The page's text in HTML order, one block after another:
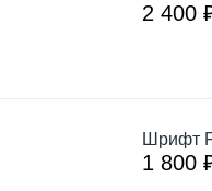
2 400
Шрифт
1 800